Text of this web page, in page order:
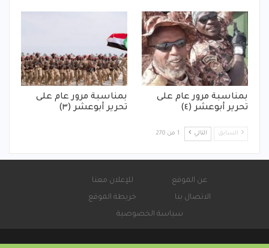
بمناسبة مرور عام على
تحرير أبوعشر (٤)
بمناسبة مرور عام على
تحرير أبوعشر (٣)
السابق التالي 1 من 270
عن الموقع
للإعلان معنا
الاتصال بنا
خريطة الموقع
سياسة الخصوصية